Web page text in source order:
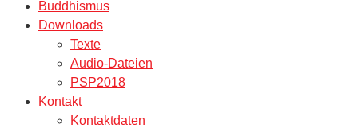
Buddhismus
Downloads
Texte
Audio-Dateien
PSP2018
Kontakt
Kontaktdaten